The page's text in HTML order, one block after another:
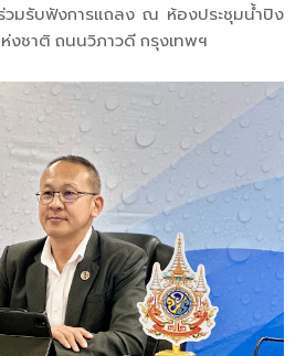
มรับฟังการแถลง ณ ห้องประชุมน้ำปิง
งชาติ ถนนวิภาวดี กรุงเทพฯ